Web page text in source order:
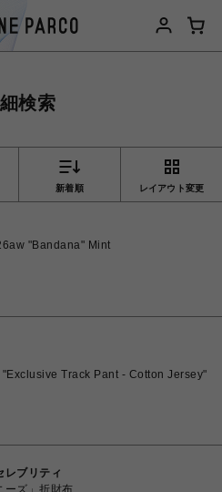
検索
新着順 レイアウト変更
"Bandana" Mint
Track Pant - Cotton Jersey"
レブリティ
ーズ」折財布